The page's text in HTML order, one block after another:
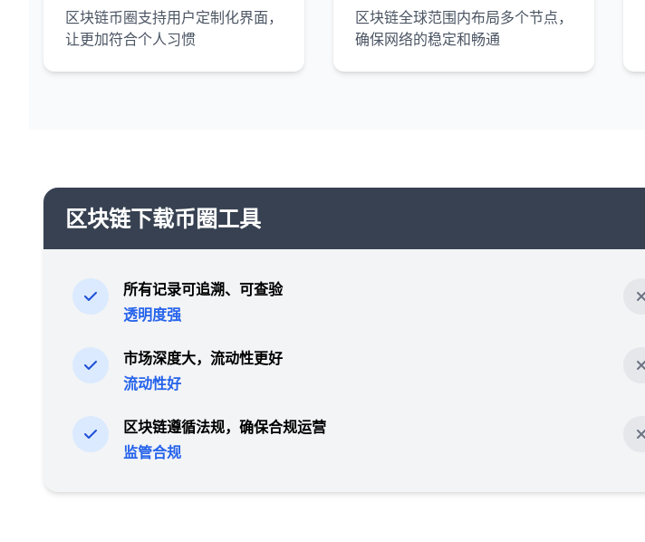
区块链币圈支持用户定制化界面，
让更加符合个人习惯
区块链全球范围内布局多个节点，
确保网络的稳定和畅通
区块链下载币圈工具
所有记录可追溯、可查验
透明度强
市场深度大，流动性更好
流动性好
区块链遵循法规，确保合规运营
监管合规